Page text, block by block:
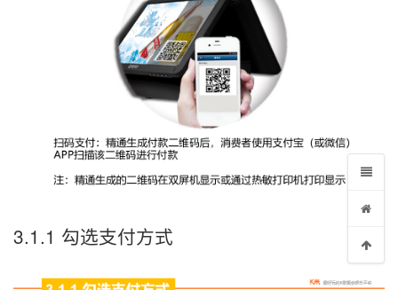
3.1.1 勾选支付方式